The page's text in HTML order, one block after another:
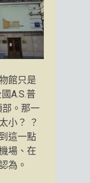
館只是
A.S.普
部。那一
小？ ？
這一點
場、在
為。